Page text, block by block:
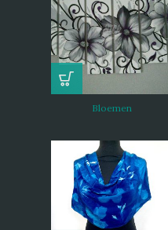
Bloemen